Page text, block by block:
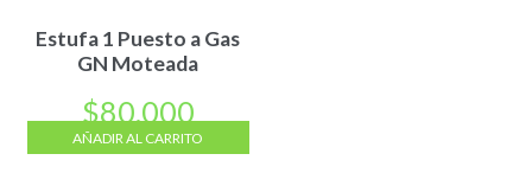
Estufa 1 Puesto a Gas
GN Moteada
$80.000
AÑADIR AL CARRITO